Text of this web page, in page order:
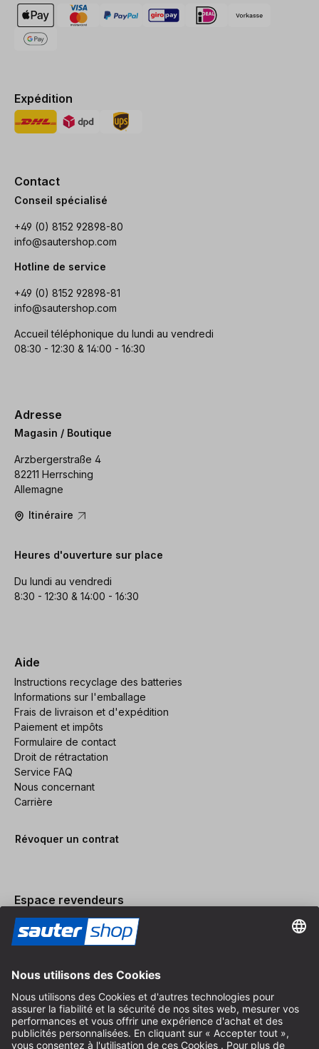
Expédition
Contact
Conseil spécialisé
+49 (0) 8152 92898-80
info@sautershop.com
Hotline de service
+49 (0) 8152 92898-81
info@sautershop.com
Accueil téléphonique du lundi au vendredi
08:30 - 12:30 & 14:00 - 16:30
Adresse
Magasin / Boutique
Arzbergerstraße 4
82211 Herrsching
Allemagne
Itinéraire
Heures d'ouverture sur place
Du lundi au vendredi
8:30 - 12:30 & 14:00 - 16:30
Aide
Instructions recyclage des batteries
Informations sur l'emballage
Frais de livraison et d'expédition
Paiement et impôts
Formulaire de contact
Droit de rétractation
Service FAQ
Nous concernant
Carrière
Révoquer un contrat
Espace revendeurs
Devenir revendeur
Mentions légales
Conditions Générales